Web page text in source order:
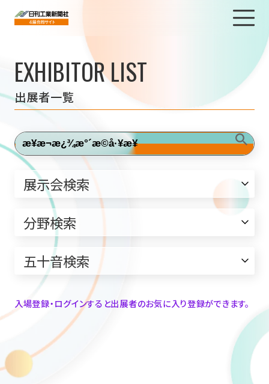
EXHIBITOR LIST
出展者一覧
入場登録・ログインすると出展者のお気に入り登録ができます。